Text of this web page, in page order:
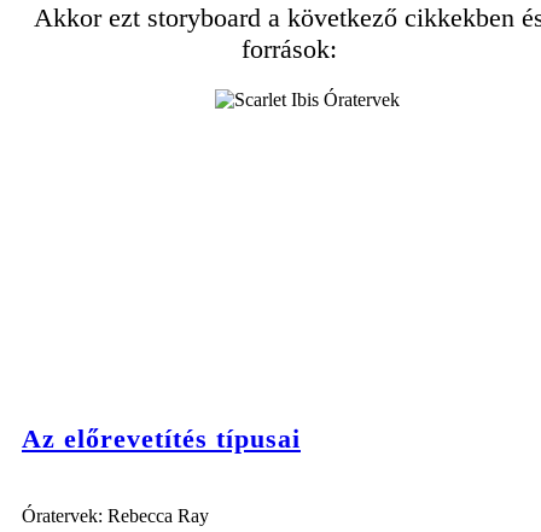
Akkor ezt storyboard a következő cikkekben
források:
Az előrevetítés típusai
Óratervek: Rebecca Ray